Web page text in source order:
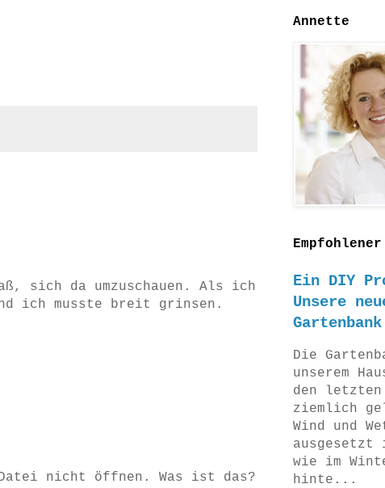
sich da umzuschauen. Als ich
ich musste breit grinsen.
nicht öffnen. Was ist das?
Annette
Ein DIY
Unsere
Die
unserem
den letzten
ziemlich
Wind und
ausgesetzt
wie im
hinte...